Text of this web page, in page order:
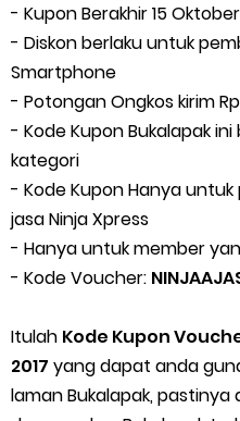
- Kupon Berakhir 15 Oktober
- Diskon berlaku untuk
Smartphone
- Potongan Ongkos kirim
- Kode Kupon Bukalapak
kategori
- Kode Kupon Hanya
jasa Ninja Xpress
- Hanya untuk member
- Kode Voucher:
Itulah Kode Kupon
2017 yang dapat anda
laman Bukalapak,